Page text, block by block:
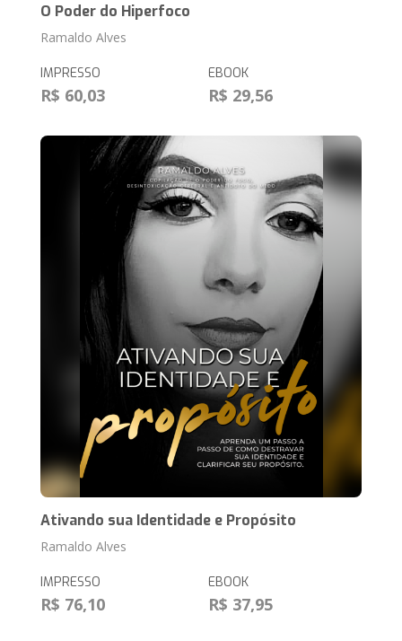
O Poder do Hiperfoco
Ramaldo Alves
IMPRESSO
R$ 60,03
EBOOK
R$ 29,56
Ativando sua Identidade e Propósito
Ramaldo Alves
IMPRESSO
R$ 76,10
EBOOK
R$ 37,95